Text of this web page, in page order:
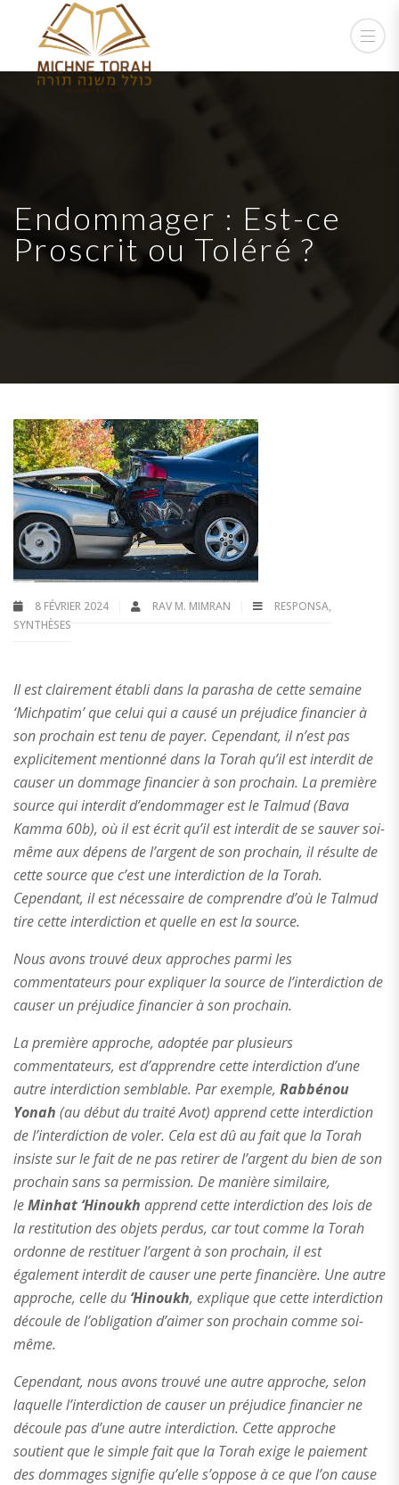
Endommager : Est-ce
Proscrit ou Toléré ?
8 FÉVRIER 2024 RAV M. MIMRAN RESPONSA,
SYNTHÈSES
Il est clairement établi dans la parasha de cette semaine
‘Michpatim’ que celui qui a causé un préjudice financier à
son prochain est tenu de payer. Cependant, il n’est pas
explicitement mentionné dans la Torah qu’il est interdit de
causer un dommage financier à son prochain. La première
source qui interdit d’endommager est le Talmud (Bava
Kamma 60b), où il est écrit qu’il est interdit de se sauver soi-
même aux dépens de l’argent de son prochain, il résulte de
cette source que c’est une interdiction de la Torah.
Cependant, il est nécessaire de comprendre d’où le Talmud
tire cette interdiction et quelle en est la source.
Nous avons trouvé deux approches parmi les
commentateurs pour expliquer la source de l’interdiction de
causer un préjudice financier à son prochain.
La première approche, adoptée par plusieurs
commentateurs, est d’apprendre cette interdiction d’une
autre interdiction semblable. Par exemple, Rabbénou
Yonah (au début du traité Avot) apprend cette interdiction
de l’interdiction de voler. Cela est dû au fait que la Torah
insiste sur le fait de ne pas retirer de l’argent du bien de son
prochain sans sa permission. De manière similaire,
leMinhat ‘Hinoukh apprend cette interdiction des lois de
la restitution des objets perdus, car tout comme la Torah
ordonne de restituer l’argent à son prochain, il est
également interdit de causer une perte financière. Une autre
approche, celle du ‘Hinoukh, explique que cette interdiction
découle de l’obligation d’aimer son prochain comme soi-
même.
Cependant, nous avons trouvé une autre approche, selon
laquelle l’interdiction de causer un préjudice financier ne
découle pas d’une autre interdiction. Cette approche
soutient que le simple fait que la Torah exige le paiement
des dommages signifie qu’elle s’oppose à ce que l’on cause